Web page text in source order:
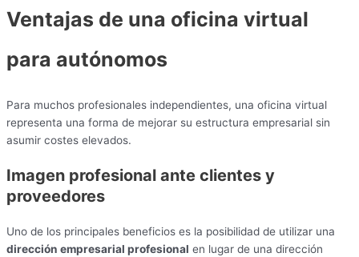
Ventajas de una oficina virtual
para autónomos
Para muchos profesionales independientes, una oficina virtual
representa una forma de mejorar su estructura empresarial sin
asumir costes elevados.
Imagen profesional ante clientes y
proveedores
Uno de los principales beneficios es la posibilidad de utilizar una
dirección empresarial profesional en lugar de una dirección